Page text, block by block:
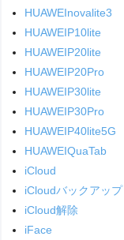
HUAWEInovalite3
HUAWEIP10lite
HUAWEIP20lite
HUAWEIP20Pro
HUAWEIP30lite
HUAWEIP30Pro
HUAWEIP40lite5G
HUAWEIQuaTab
iCloud
iCloudバックアップ
iCloud解除
iFace